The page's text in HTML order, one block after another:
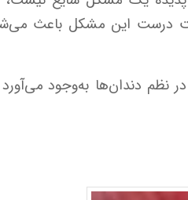
درست این مشکل باعث
نظم دندان‌ها به‌وجود